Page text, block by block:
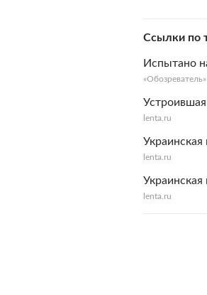
Ссылки по
Испытано
«Обозреватель»
Устроившая
lenta.ru
Украинская
lenta.ru
lenta.ru